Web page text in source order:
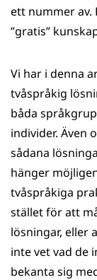
ett nummer av.
”gratis”
Vi har i denna
tvåspråkig
båda
individer. Även
sådana
hänger
tvåspråkiga
stället för att
lösningar, eller
inte vet vad de
bekanta sig